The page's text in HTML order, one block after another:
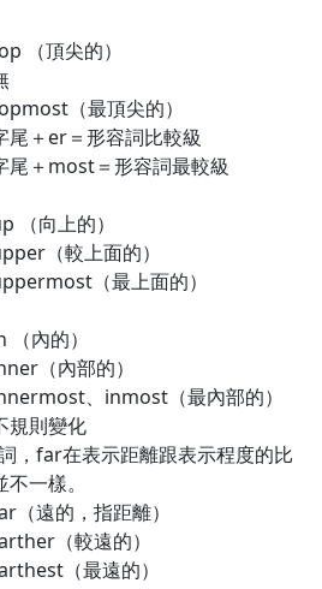
（頂尖的）
（最頂尖的）
尾＋er＝形容詞比較級
尾＋most＝形容詞最較級
（向上的）
（較上面的）
（最上面的）
內的）
（內部的）
、inmost（最內部的）
規則變化
，far在表示距離跟表示程度的比
一樣。
（遠的，指距離）
（較遠的）
（最遠的）